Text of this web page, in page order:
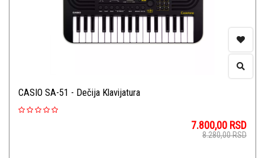
CASIO SA-51 - Dečija Klavijatura
7.800,00 RSD
8.280,00RSD